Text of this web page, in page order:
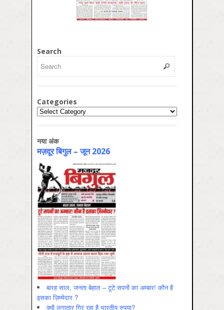
Search
Categories
Categories
नया अंक
मज़दूर बिगुल – जून 2026
बारह साल, जनता बेहाल – टूटे सपनों का अम्बार! कौन है
इसका ज़िम्मेदार ?
क्यों लगातार गिर रहा है भारतीय रुपया?